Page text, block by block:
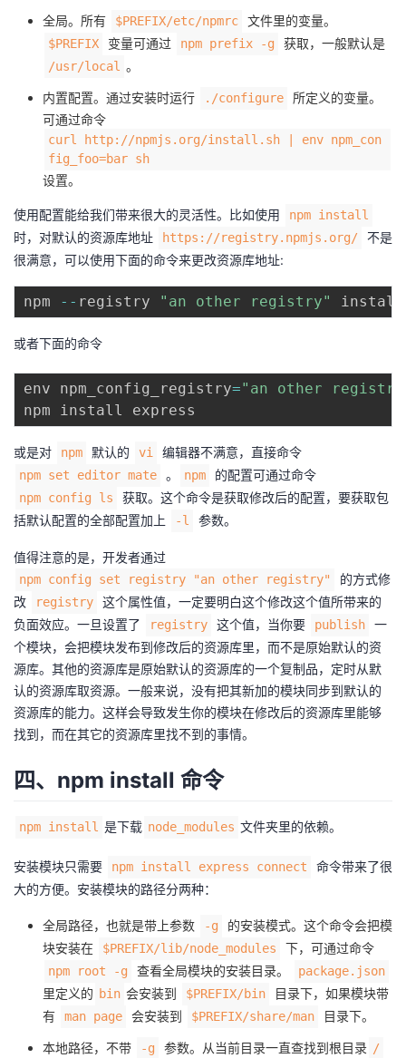
全局。所有
$PREFIX/etc/npmrc 文件里的变量。
$PREFIX 变量可通过 npm prefix -g 获取，一般默认是
/usr/local 。
内置配置。通过安装时运行 ./configure
所定义的变量。
可通过命令
curl http://npmjs.org/install.sh | env npm_con
fig_foo=bar sh
设置。
使用配置能给我们带来很大的灵活性。比如使用 npm install
时，对默认的资源库地址 https://registry.npmjs.org/
不是
很满意，可以使用下面的命令来更改资源库地址:
npm -- registry "an other registry"
或者下面的命令
env npm_config_registry="an other
或是对 npm 默认的 vi 编辑器不满意，直接命令
npm set editor mate 。 npm 的配置可通过命令
npm config ls
获取。这个命令是获取修改后的配置，要获取包
括默认配置的全部配置加上
-l 参数。
值得注意的是，开发者通过
npm config set registry "an other registry"
的方式修
改
registry
这个属性值，一定要明白这个修改这个值所带来的
负面效应。一旦设置了
registry 这个值，当你要 publish
一
个模块，会把模块发布到修改后的资源库里，而不是原始默认的资
源库。其他的资源库是原始默认的资源库的一个复制品，定时从默
认的资源库取资源。一般来说，没有把其新加的模块同步到默认的
资源库的能力。这样会导致发生你的模块在修改后的资源库里能够
找到，而在其它的资源库里找不到的事情。
四、npm install 命令
npm install 是下载 node_modules 文件夹里的依赖。
安装模块只需要 npm install express connect
命令带来了很
大的方便。安装模块的路径分两种：
全局路径，也就是带上参数 -g
的安装模式。这个命令会把模
块安装在
$PREFIX/lib/node_modules 下，可通过命令
npm root -g 查看全局模块的安装目录。 package.json
里定义的 bin 会安装到 $PREFIX/bin
目录下，如果模块带
有
man page 会安装到 $PREFIX/share/man 目录下。
本地路径，不带 -g 参数。从当前目录一直查找到根目录 /